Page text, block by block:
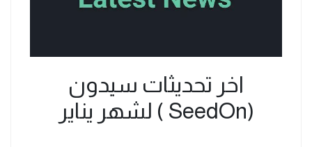
اخر تحديثات سيدون
(SeedOn ) لشهر يناير